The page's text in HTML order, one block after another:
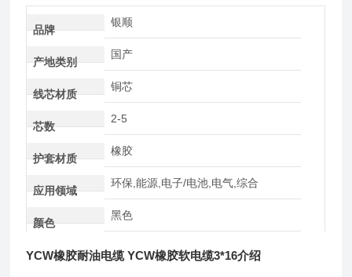
品牌
银顺
产地类别
国产
线芯材质
铜芯
芯数
2-5
护套材质
橡胶
应用领域
环保,能源,电子/电池,电气,综合
颜色
黑色
YCW橡胶耐油电缆 YCW橡胶软电缆3*16介绍